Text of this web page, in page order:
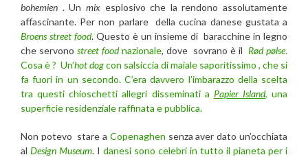
bohemien . Un mix esplosivo che la rendono assolutamente
affascinante. Per non parlare della cucina danese gustata a
Broens street food. Questo è un insieme di baracchine in legno
che servono street foodnazionale, dove sovrano è il Rød pølse.
Cosa è ? Un’hot dogcon salsiccia di maiale saporitissimo , che si
fa fuori in un secondo. C’era davvero l’imbarazzo della scelta
tra questi chioschetti allegri disseminati a Papier Island, una
superficie residenziale raffinata e pubblica.
Non potevo stare a Copenaghen senza aver dato un’occhiata
al Design Museum. I danesi sono celebri in tutto il pianeta per i